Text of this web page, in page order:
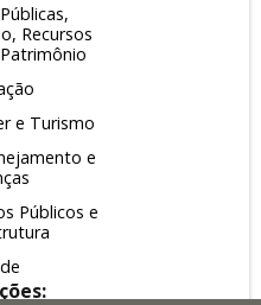
Recursos
e Turismo
e
Públicos e